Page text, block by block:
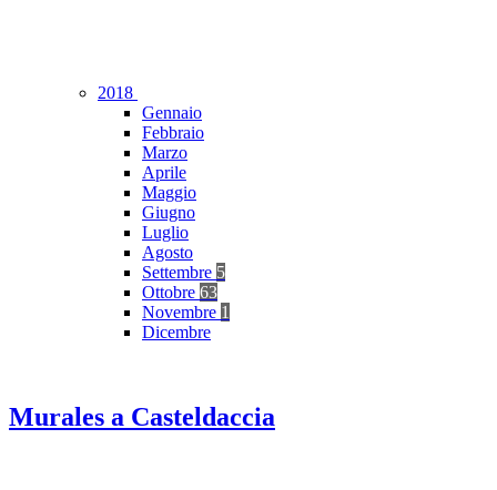
2018
Gennaio
Febbraio
Marzo
Aprile
Maggio
Giugno
Luglio
Agosto
Settembre 5
Ottobre 63
Novembre 1
Dicembre
Murales a Casteldaccia